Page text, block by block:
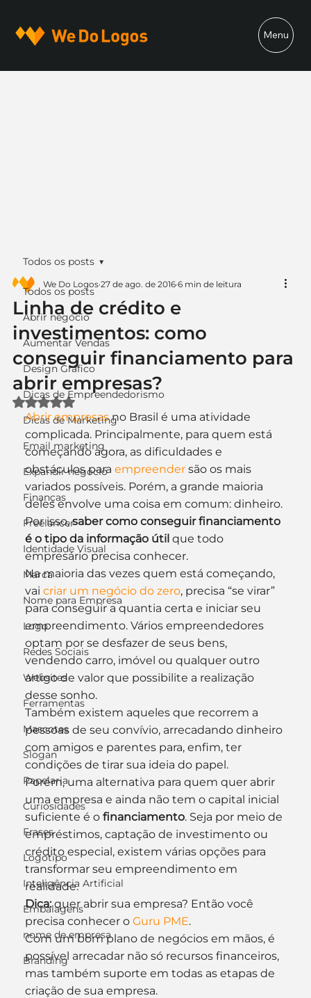
Menu
Todos os posts
Abrir negócio
Aumentar Vendas
Design Gráfico
Dicas de Empreendedorismo
Dicas de Marketing
Email marketing
Expandir negócio
Finanças
Freelancer
Identidade Visual
Marca
Nome para Empresa
Logo
Redes Sociais
Websites
Ferramentas
Mascotes
Slogan
Papelaria
Curiosidades
Frases
Logotipo
Inteligência Artificial
Embalagens
nome de empresa
Branding
Todos os posts
Linha de crédito e
investimentos: como
conseguir financiamento para
abrir empresas?
We Do Logos 27 de ago. de 2016 6 min de leitura
Avaliado com NaN de 5 estrelas.
Abrir empresas no Brasil é uma atividade
complicada. Principalmente, para quem está
começando agora, as dificuldades e
obstáculos para empreender são os mais
variados possíveis. Porém, a grande maioria
deles envolve uma coisa em comum: dinheiro.
Por isso, saber como conseguir financiamento
é o tipo da informação útil que todo
empresário precisa conhecer.
Na maioria das vezes quem está começando,
vai criar um negócio do zero, precisa “se virar”
para conseguir a quantia certa e iniciar seu
empreendimento. Vários empreendedores
optam por se desfazer de seus bens,
vendendo carro, imóvel ou qualquer outro
artigo de valor que possibilite a realização
desse sonho.
Também existem aqueles que recorrem a
pessoas de seu convívio, arrecadando dinheiro
com amigos e parentes para, enfim, ter
condições de tirar sua ideia do papel.
Porém, uma alternativa para quem quer abrir
uma empresa e ainda não tem o capital inicial
suficiente é o financiamento. Seja por meio de
empréstimos, captação de investimento ou
crédito especial, existem várias opções para
transformar seu empreendimento em
realidade.
Dica: quer abrir sua empresa? Então você
precisa conhecer o Guru PME.
Com um bom plano de negócios em mãos, é
possível arrecadar não só recursos financeiros,
mas também suporte em todas as etapas de
criação de sua empresa.